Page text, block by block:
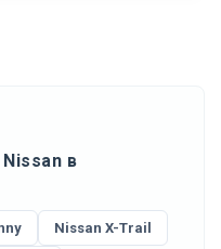
в
Nissan X-Trail